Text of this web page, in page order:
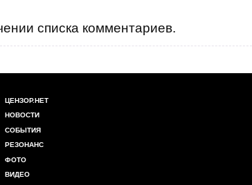
списка комментариев.
ЦЕНЗОР.НЕТ
НОВОСТИ
СОБЫТИЯ
РЕЗОНАНС
ФОТО
ВИДЕО